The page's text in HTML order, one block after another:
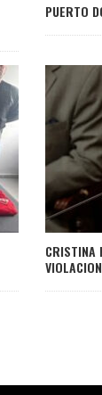
PUERTO
CRISTINA